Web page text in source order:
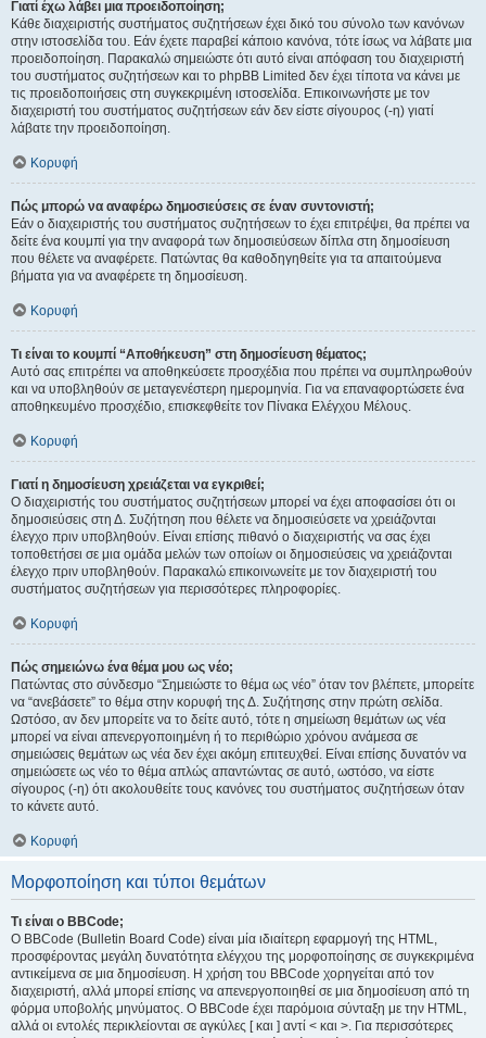
Γιατί έχω λάβει μια προειδοποίηση;
Κάθε διαχειριστής συστήματος συζητήσεων έχει δικό του σύνολο των κανόνων
στην ιστοσελίδα του. Εάν έχετε παραβεί κάποιο κανόνα, τότε ίσως να λάβατε μια
προειδοποίηση. Παρακαλώ σημειώστε ότι αυτό είναι απόφαση του διαχειριστή
του συστήματος συζητήσεων και το phpBB Limited δεν έχει τίποτα να κάνει με
τις προειδοποιήσεις στη συγκεκριμένη ιστοσελίδα. Επικοινωνήστε με τον
διαχειριστή του συστήματος συζητήσεων εάν δεν είστε σίγουρος (-η) γιατί
λάβατε την προειδοποίηση.
Κορυφή
Πώς μπορώ να αναφέρω δημοσιεύσεις σε έναν συντονιστή;
Εάν ο διαχειριστής του συστήματος συζητήσεων το έχει επιτρέψει, θα πρέπει να
δείτε ένα κουμπί για την αναφορά των δημοσιεύσεων δίπλα στη δημοσίευση
που θέλετε να αναφέρετε. Πατώντας θα καθοδηγηθείτε για τα απαιτούμενα
βήματα για να αναφέρετε τη δημοσίευση.
Κορυφή
Τι είναι το κουμπί “Αποθήκευση” στη δημοσίευση θέματος;
Αυτό σας επιτρέπει να αποθηκεύσετε προσχέδια που πρέπει να συμπληρωθούν
και να υποβληθούν σε μεταγενέστερη ημερομηνία. Για να επαναφορτώσετε ένα
αποθηκευμένο προσχέδιο, επισκεφθείτε τον Πίνακα Ελέγχου Μέλους.
Κορυφή
Γιατί η δημοσίευση χρειάζεται να εγκριθεί;
Ο διαχειριστής του συστήματος συζητήσεων μπορεί να έχει αποφασίσει ότι οι
δημοσιεύσεις στη Δ. Συζήτηση που θέλετε να δημοσιεύσετε να χρειάζονται
έλεγχο πριν υποβληθούν. Είναι επίσης πιθανό ο διαχειριστής να σας έχει
τοποθετήσει σε μια ομάδα μελών των οποίων οι δημοσιεύσεις να χρειάζονται
έλεγχο πριν υποβληθούν. Παρακαλώ επικοινωνείτε με τον διαχειριστή του
συστήματος συζητήσεων για περισσότερες πληροφορίες.
Κορυφή
Πώς σημειώνω ένα θέμα μου ως νέο;
Πατώντας στο σύνδεσμο “Σημειώστε το θέμα ως νέο” όταν τον βλέπετε, μπορείτε
να “ανεβάσετε” το θέμα στην κορυφή της Δ. Συζήτησης στην πρώτη σελίδα.
Ωστόσο, αν δεν μπορείτε να το δείτε αυτό, τότε η σημείωση θεμάτων ως νέα
μπορεί να είναι απενεργοποιημένη ή το περιθώριο χρόνου ανάμεσα σε
σημειώσεις θεμάτων ως νέα δεν έχει ακόμη επιτευχθεί. Είναι επίσης δυνατόν να
σημειώσετε ως νέο το θέμα απλώς απαντώντας σε αυτό, ωστόσο, να είστε
σίγουρος (-η) ότι ακολουθείτε τους κανόνες του συστήματος συζητήσεων όταν
το κάνετε αυτό.
Κορυφή
Μορφοποίηση και τύποι θεμάτων
Τι είναι ο BBCode;
Ο BBCode (Bulletin Board Code) είναι μία ιδιαίτερη εφαρμογή της HTML,
προσφέροντας μεγάλη δυνατότητα ελέγχου της μορφοποίησης σε συγκεκριμένα
αντικείμενα σε μια δημοσίευση. Η χρήση του BBCode χορηγείται από τον
διαχειριστή, αλλά μπορεί επίσης να απενεργοποιηθεί σε μια δημοσίευση από τη
φόρμα υποβολής μηνύματος. Ο BBCode έχει παρόμοια σύνταξη με την HTML,
αλλά οι εντολές περικλείονται σε αγκύλες [ και ] αντί < και >. Για περισσότερες